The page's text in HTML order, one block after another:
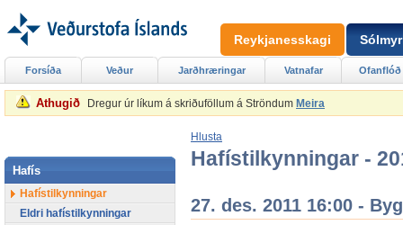
Athugið Dregur úr líkum á skriðuföllum á Ströndum Meira
Hlusta
Hafístilkynningar -
27. des. 2011 16:00 -
Forsíða Veður Jarðhræringar Vatnafar Ofanflóð
Hafís
Hafístilkynningar
Eldri hafístilkynningar
Reykjanesskagi